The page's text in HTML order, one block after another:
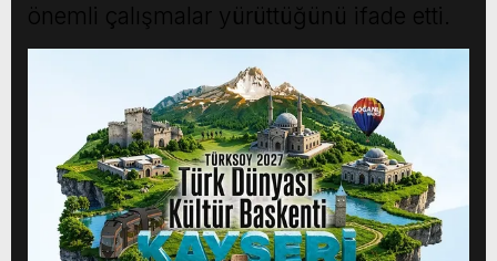
önemli çalışmalar yürüttüğünü ifade etti.